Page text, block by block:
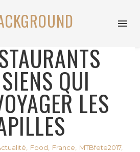
QUI
LES
Food France MTBfete2017,